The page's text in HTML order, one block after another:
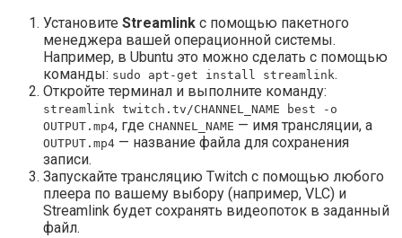
Установите Streamlink с помощью пакетного
менеджера вашей операционной системы.
Например, в Ubuntu это можно сделать с помощью
команды: sudo apt-get install streamlink.
Откройте терминал и выполните команду:
streamlink twitch.tv/CHANNEL_NAME best -o
OUTPUT.mp4, где CHANNEL_NAME — имя трансляции, а
OUTPUT.mp4 — название файла для сохранения
записи.
Запускайте трансляцию Twitch с помощью любого
плеера по вашему выбору (например, VLC) и
Streamlink будет сохранять видеопоток в заданный
файл.